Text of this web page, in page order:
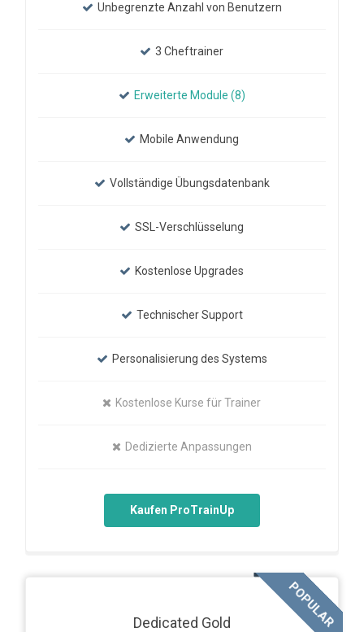
Unbegrenzte Anzahl von Benutzern
3 Cheftrainer
Erweiterte Module (8)
Mobile Anwendung
Vollständige Übungsdatenbank
SSL-Verschlüsselung
Kostenlose Upgrades
Technischer Support
Personalisierung des Systems
Kostenlose Kurse für Trainer
Dedizierte Anpassungen
Kaufen ProTrainUp
Dedicated Gold POPULAR